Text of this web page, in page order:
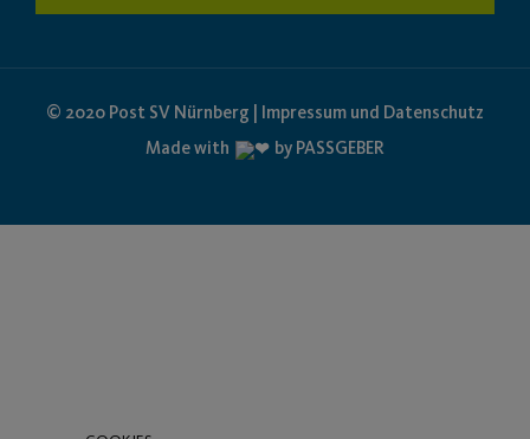
© 2020 Post SV Nürnberg | Impressum und Datenschutz
Made with
by PASSGEBER